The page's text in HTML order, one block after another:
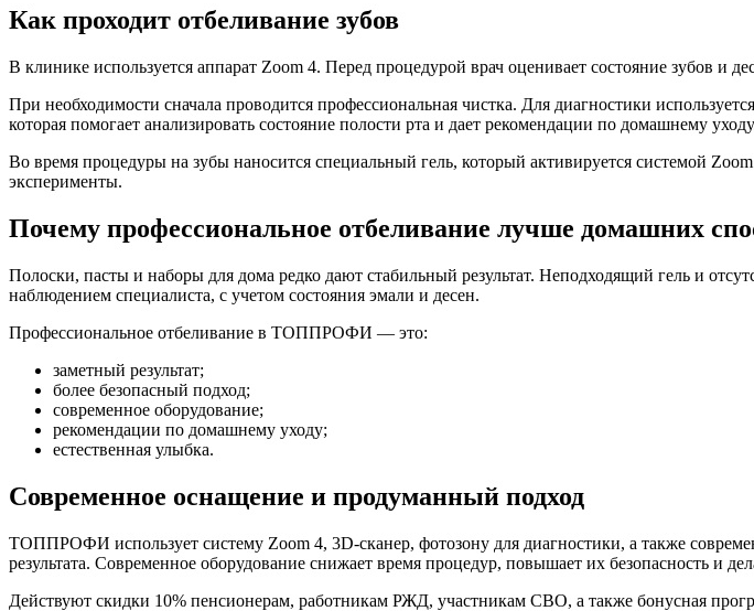
Как проходит отбеливание зубов
В клинике используется аппарат Zoom 4. Перед процедурой врач оценивает состояние зубов и
При необходимости сначала проводится профессиональная чистка. Для диагностики
которая помогает анализировать состояние полости рта и дает рекомендации по домашнему
Во время процедуры на зубы наносится специальный гель, который активируется системой
эксперименты.
Почему профессиональное отбеливание лучше домашних
Полоски, пасты и наборы для дома редко дают стабильный результат. Неподходящий гель и
наблюдением специалиста, с учетом состояния эмали и десен.
Профессиональное отбеливание в ТОППРОФИ — это:
заметный результат;
более безопасный подход;
современное оборудование;
рекомендации по домашнему уходу;
естественная улыбка.
Современное оснащение и продуманный подход
ТОППРОФИ использует систему Zoom 4, 3D-сканер, фотозону для диагностики, а также
результата. Современное оборудование снижает время процедур, повышает их безопасность и
Действуют скидки 10% пенсионерам, работникам РЖД, участникам СВО, а также бонусная